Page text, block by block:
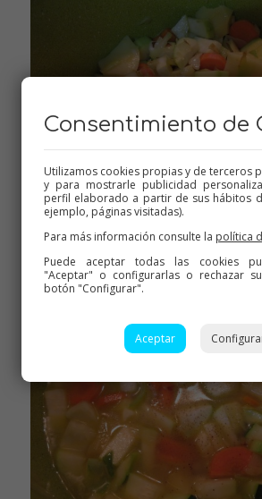
Sofreír un poco
Consentimiento de
Utilizamos cookies propias y de terceros
y para mostrarle publicidad
perfil elaborado a partir de sus hábitos
ejemplo, páginas visitadas).
Para más información consulte la política
Puede aceptar todas las cookies
"Aceptar" o configurarlas o rechazar
botón "Configurar".
Aceptar